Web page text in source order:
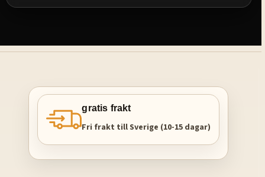
gratis frakt
Fri frakt till Sverige (10-15 dagar)